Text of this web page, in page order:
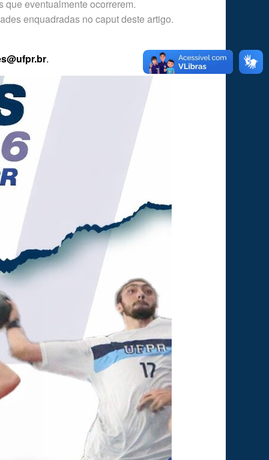
eventualmente ocorrerem.
enquadradas no caput deste artigo.
.